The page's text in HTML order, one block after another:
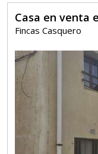
Casa en venta
Fincas Casquero